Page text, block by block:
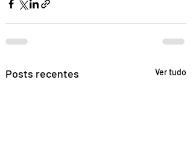
Posts recentes Ver tudo